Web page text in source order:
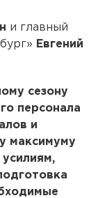
и главный
Евгений
сезону
персонала
и
максимуму